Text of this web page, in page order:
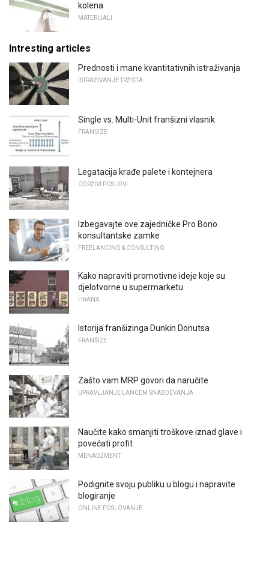
kolena
MATERIJALI
Intresting articles
Prednosti i mane kvantitativnih istraživanja
ISTRAŽIVANJE TRŽIŠTA
Single vs. Multi-Unit franšizni vlasnik
FRANŠIZE
Legatacija krađe palete i kontejnera
ODRŽIVI POSLOVI
Izbegavajte ove zajedničke Pro Bono
konsultantske zamke
FREELANCING & CONSULTING
Kako napraviti promotivne ideje koje su
djelotvorne u supermarketu
HRANA
Istorija franšizinga Dunkin Donutsa
FRANŠIZE
Zašto vam MRP govori da naručite
UPRAVLJANJE LANCEM SNABDEVANJA
Naučite kako smanjiti troškove iznad glave i
povećati profit
MENADŽMENT
Podignite svoju publiku u blogu i napravite
blogiranje
ONLINE POSLOVANJE